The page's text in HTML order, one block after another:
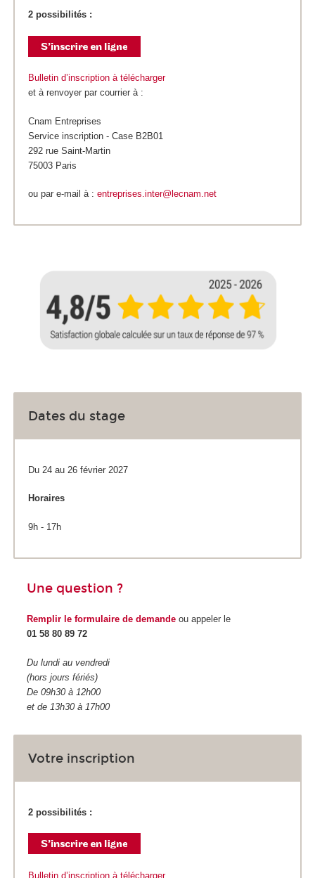
2 possibilités :
Bulletin d’inscription à télécharger
et à renvoyer par courrier à :
Cnam Entreprises
Service inscription - Case B2B01
292 rue Saint-Martin
75003 Paris
ou par e-mail à : entreprises.inter@lecnam.net
Dates du stage
Du 24 au 26 février 2027
Horaires
9h - 17h
Une question ?
Remplir le formulaire de demande ou appeler le
01 58 80 89 72
Du lundi au vendredi
(hors jours fériés)
De 09h30 à 12h00
et de 13h30 à 17h00
Votre inscription
2 possibilités :
Bulletin d’inscription à télécharger